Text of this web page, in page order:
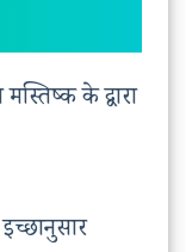
के द्वारा